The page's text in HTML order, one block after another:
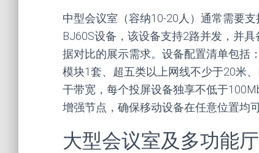
中型会议室（容纳10-20人）通常需要
BJ60S设备，该设备支持2路并发，并
据对比的展示需求。设备配置清单包括
模块1套、超五类以上网线不少于20米
干带宽，每个投屏设备独享不低于
增强节点，确保移动设备在任意位置均
大型会议室及多功能